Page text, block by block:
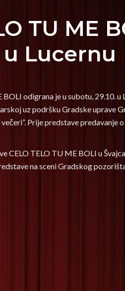
TU ME
Lucernu
odigrana je u subotu, 29.10. u
uz podršku Gradske uprave
Prije predstave predavanje
CELO TELO TU ME BOLI u
na sceni Gradskog